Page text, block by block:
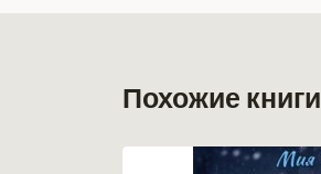
Похожие книги